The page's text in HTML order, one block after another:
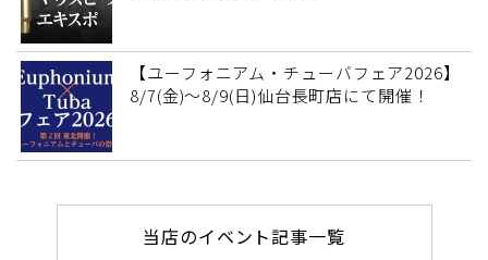
【ユーフォニアム・チューバフェア2026】
8/7(金)～8/9(日)仙台長町店にて開催！
当店のイベント記事一覧